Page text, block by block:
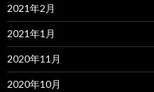
2021年2月
2021年1月
2020年11月
2020年10月